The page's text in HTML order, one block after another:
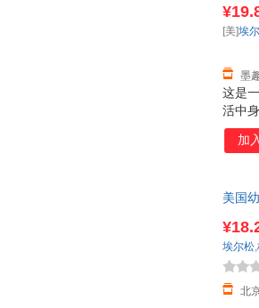
进入
国学
这是
活中
合，
的引
《美
表达
书中
础的
墨
[美]埃
加
美国
（书
北
埃尔松,